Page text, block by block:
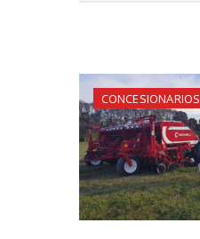
CONCESIONARIOS